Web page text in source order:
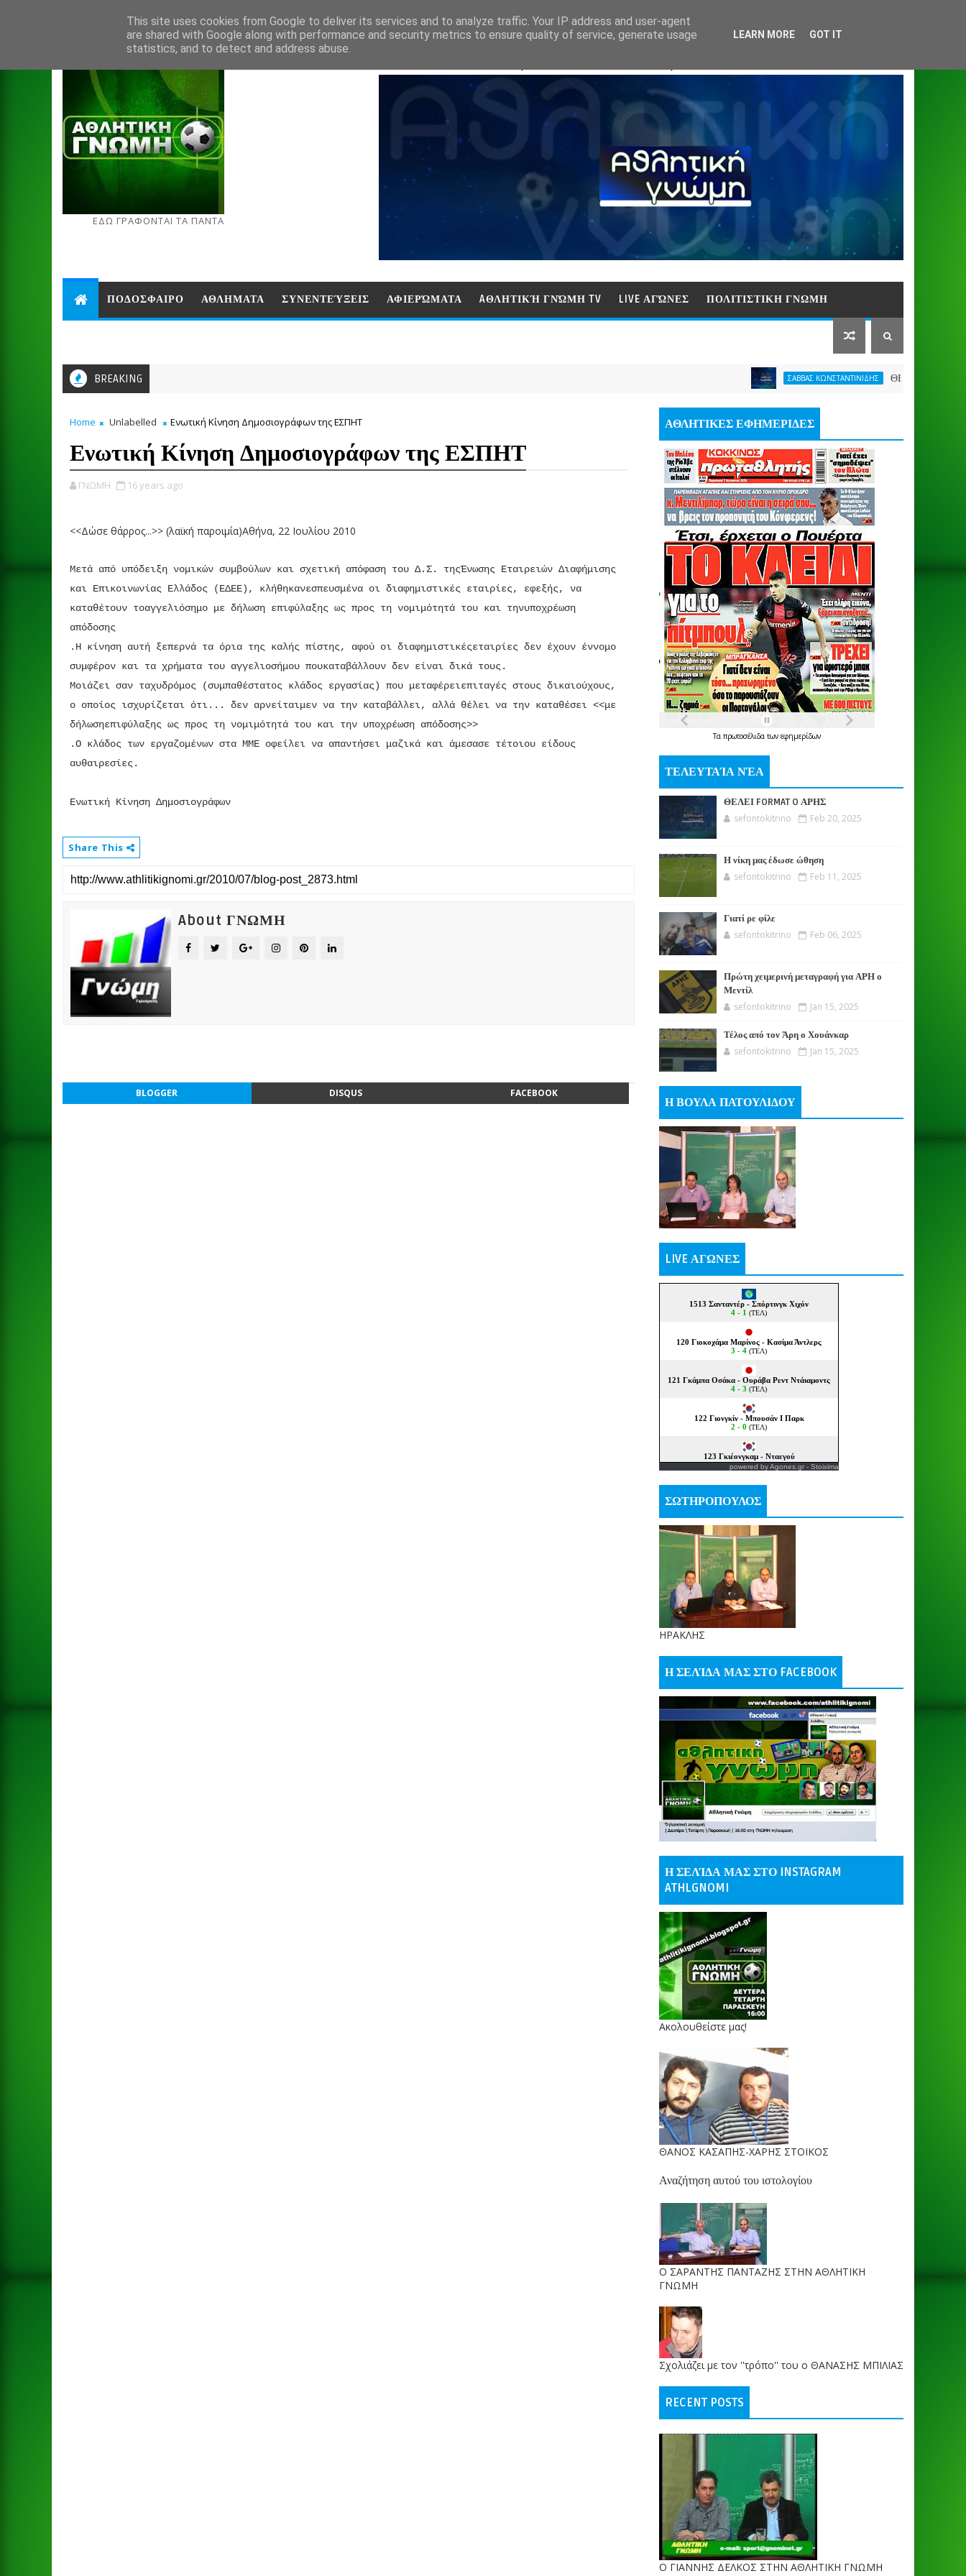
ΕΔΩ ΓΡΑΦΟΝΤΑΙ ΤΑ ΠΑΝΤΑ
ΠΟΔΟΣΦΑΙΡΟ ΑΘΛΗΜΑΤΑ ΣΥΝΕΝΤΕΎΞΕΙΣ ΑΦΙΕΡΏΜΑΤΑ AΘΛΗΤΙΚΉ ΓΝΏΜΗ TV LIVE ΑΓΏΝΕΣ ΠΟΛΙΤΙΣΤΙΚΗ ΓΝΩΜΗ
BREAKING ΣΑΒΒΑΣ ΚΩΝΣΤΑΝΤΙΝΙΔΗΣ ΘΕΛΕΙ FORMAT O ΑΡΗΣ
Home Unlabelled Ενωτική Κίνηση Δημοσιογράφων της ΕΣΠΗΤ
Ενωτική Κίνηση Δημοσιογράφων της ΕΣΠΗΤ
ΓΝΩΜΗ 16 years ago
<<Δώσε θάρρος...>> (λαϊκή παροιμία)Αθήνα, 22 Ιουλίου 2010
Μετά από υπόδειξη νομικών συμβούλων και σχετική απόφαση του Δ.Σ. τηςΈνωσης Εταιρειών Διαφήμισης
και Επικοινωνίας Ελλάδος (ΕΔΕΕ), κλήθηκανεσπευσμένα οι διαφημιστικές εταιρίες, εφεξής, να
καταθέτουν τοαγγελιόσημο με δήλωση επιφύλαξης ως προς τη νομιμότητά του και τηνυποχρέωση
απόδοσης
.Η κίνηση αυτή ξεπερνά τα όρια της καλής πίστης, αφού οι διαφημιστικέςεταιρίες δεν έχουν έννομο
συμφέρον και τα χρήματα του αγγελιοσήμου πουκαταβάλλουν δεν είναι δικά τους.
Μοιάζει σαν ταχυδρόμος (συμπαθέστατος κλάδος εργασίας) που μεταφέρειεπιταγές στους δικαιούχους,
ο οποίος ισχυρίζεται ότι... δεν αρνείταιμεν να την καταβάλλει, αλλά θέλει να την καταθέσει <<με
δήλωσηεπιφύλαξης ως προς τη νομιμότητά του και την υποχρέωση απόδοσης>>
.Ο κλάδος των εργαζομένων στα ΜΜΕ οφείλει να απαντήσει μαζικά και άμεσασε τέτοιου είδους
αυθαιρεσίες.
Ενωτική Κίνηση Δημοσιογράφων
Share This
About ΓΝΩΜΗ
BLOGGER DISQUS FACEBOOK
ΑΘΛΗΤΙΚΕΣ ΕΦΗΜΕΡΙΔΕΣ
Τα πρωτοσέλιδατων εφημερίδων
ΤΕΛΕΥΤΑΊΑ ΝΈΑ
ΘΕΛΕΙ FORMAT O ΑΡΗΣ
sefontokitrino Feb 20, 2025
Η νίκη μας έδωσε ώθηση
sefontokitrino Feb 11, 2025
Γιατί ρε φίλε
sefontokitrino Feb 06, 2025
Πρώτη χειμερινή μεταγραφή για ΑΡΗ ο
Μεντίλ
sefontokitrino Jan 15, 2025
Τέλος από τον Άρη ο Χουάνκαρ
sefontokitrino Jan 15, 2025
Η ΒΟΥΛΑ ΠΑΤΟΥΛΙΔΟΥ
LIVE ΑΓΩΝΕΣ
powered byAgones.gr - Stoixima
ΣΩΤΗΡΟΠΟΥΛΟΣ
ΗΡΑΚΛΗΣ
Η ΣΕΛΊΔΑ ΜΑΣ ΣΤΟ FACEBOOK
Η ΣΕΛΊΔΑ ΜΑΣ ΣΤΟ INSTAGRAM
ATHLGNOMI
Ακολουθείστε μας!
ΘΑΝΟΣ ΚΑΣΑΠΗΣ-ΧΑΡΗΣ ΣΤΟΙΚΟΣ
Αναζήτηση αυτού του ιστολογίου
O ΣΑΡΑΝΤΗΣ ΠΑΝΤΑΖΗΣ ΣΤΗΝ ΑΘΛΗΤΙΚΗ
ΓΝΩΜΗ
Σχολιάζει με τον ''τρόπο'' του ο ΘΑΝΑΣΗΣ ΜΠΙΛΙΑΣ
RECENT POSTS
Ο ΓΙΑΝΝΗΣ ΔΕΛΚΟΣ ΣΤΗΝ ΑΘΛΗΤΙΚΗ ΓΝΩΜΗ
This site uses cookies from Google to deliver its services and to analyze traffic. Your IP address and user-agent
are shared with Google along with performance and security metrics to ensure quality of service, generate usage
statistics, and to detect and address abuse.
LEARN MORE GOT IT